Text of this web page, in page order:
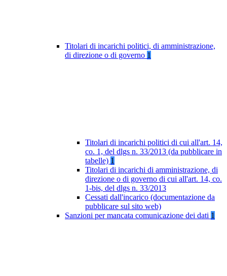
Titolari di incarichi politici, di amministrazione,
di direzione o di governo 1
Titolari di incarichi politici di cui all'art. 14,
co. 1, del dlgs n. 33/2013 (da pubblicare in
tabelle) 1
Titolari di incarichi di amministrazione, di
direzione o di governo di cui all'art. 14, co.
1-bis, del dlgs n. 33/2013
Cessati dall'incarico (documentazione da
pubblicare sul sito web)
Sanzioni per mancata comunicazione dei dati 1